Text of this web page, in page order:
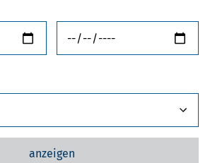
anzeigen